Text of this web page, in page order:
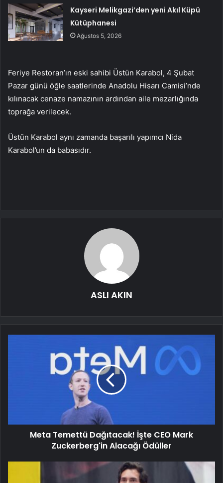
Kayseri Melikgazi’den yeni Akıl Küpü
Kütüphanesi
Ağustos 5, 2026
Feriye Restoran’ın eski sahibi Üstün Karabol, 4 Şubat
Pazar günü öğle saatlerinde Anadolu Hisarı Camisi’nde
kılınacak cenaze namazının ardından aile mezarlığında
toprağa verilecek.
Üstün Karabol aynı zamanda başarılı yapımcı Nida
Karabol’un da babasıdır.
ASLI AKIN
Meta Temettü Dağıtacak! İşte CEO Mark
Zuckerberg'in Alacağı Ödüller